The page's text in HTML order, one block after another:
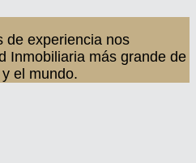
de experiencia nos
Inmobiliaria más grande de
el mundo.